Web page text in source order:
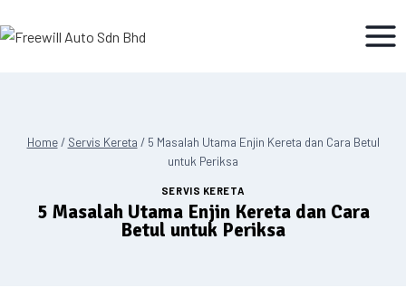
Home / Servis Kereta / 5 Masalah Utama Enjin Kereta dan Cara Betul
untuk Periksa
SERVIS KERETA
5 Masalah Utama Enjin Kereta dan Cara
Betul untuk Periksa